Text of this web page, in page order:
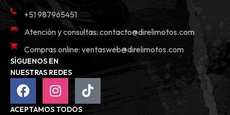
+51 987965451
Atención y consultas:contacto@direlimotos.com
Compras online: ventasweb@direlimotos.com
SÍGUENOS EN
NUESTRAS REDES
ACEPTAMOS TODOS